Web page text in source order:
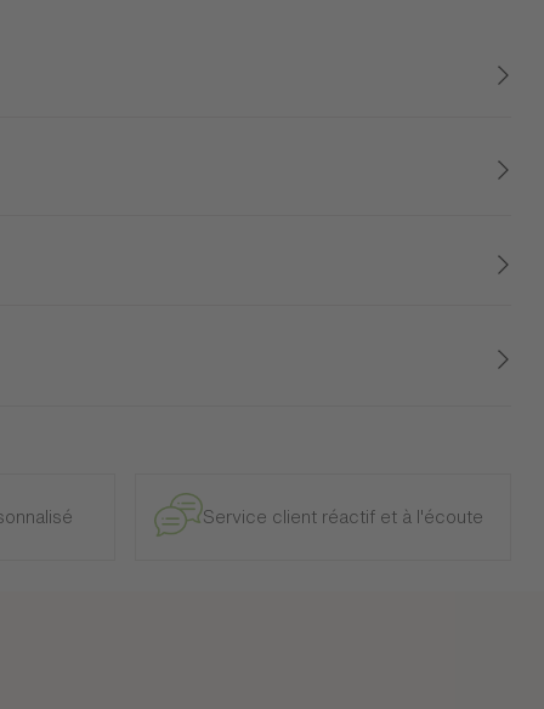
au centre vous permettent de dissimuler certains
de vie beaucoup de raffinement.
et intérieur, à l’exclusion des modèles d’exposition.
Service client réactif et à l'écoute